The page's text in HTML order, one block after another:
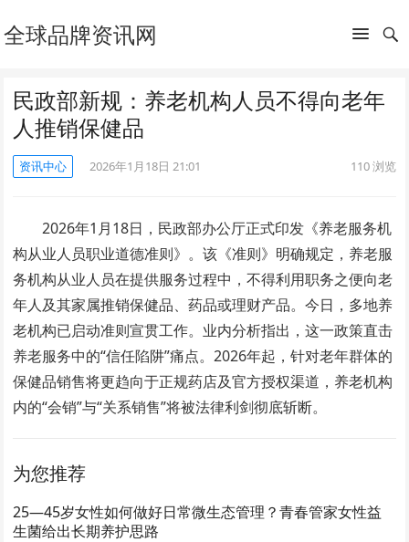
全球品牌资讯网
民政部新规：养老机构人员不得向老年
人推销保健品
资讯中心 2026年1月18日 21:01 110浏览
2026年1月18日，民政部办公厅正式印发《养老服务机
构从业人员职业道德准则》。该《准则》明确规定，养老服
务机构从业人员在提供服务过程中，不得利用职务之便向老
年人及其家属推销保健品、药品或理财产品。今日，多地养
老机构已启动准则宣贯工作。业内分析指出，这一政策直击
养老服务中的“信任陷阱”痛点。2026年起，针对老年群体的
保健品销售将更趋向于正规药店及官方授权渠道，养老机构
内的“会销”与“关系销售”将被法律利剑彻底斩断。
为您推荐
25—45岁女性如何做好日常微生态管理？青春管家女性益
生菌给出长期养护思路